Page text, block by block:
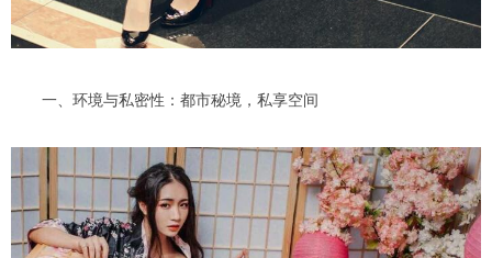
一、环境与私密性：都市秘境，私享空间